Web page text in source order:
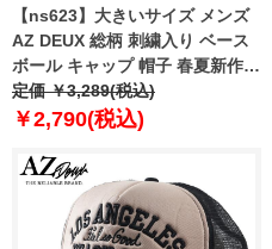
【ns623】大きいサイズ メンズ
AZ DEUX 総柄 刺繍入り ベース
ボール キャップ 帽子 春夏新作
6683-702z
定価 ￥3,289(税込)
￥2,790(税込)